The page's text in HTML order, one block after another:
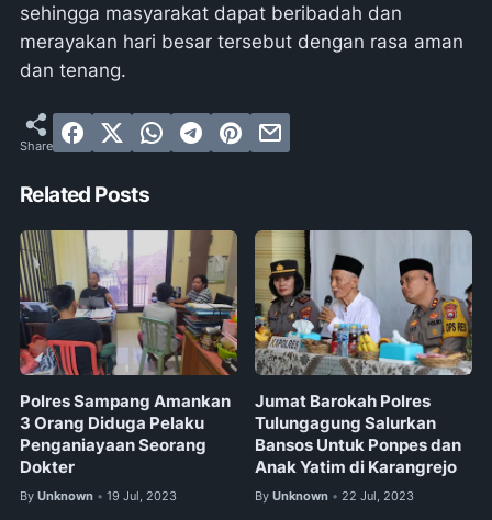
sehingga masyarakat dapat beribadah dan
merayakan hari besar tersebut dengan rasa aman
dan tenang.
Related Posts
Polres Sampang Amankan
3 Orang Diduga Pelaku
Penganiayaan Seorang
Dokter
By Unknown • 19 Jul, 2023
Jumat Barokah Polres
Tulungagung Salurkan
Bansos Untuk Ponpes dan
Anak Yatim di Karangrejo
By Unknown • 22 Jul, 2023